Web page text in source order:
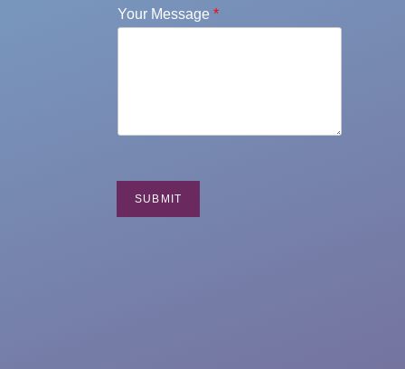
Your Message *
SUBMIT